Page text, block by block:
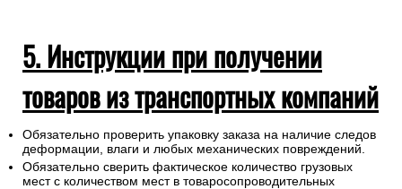
5. Инструкции при получении
товаров из транспортных компаний
Обязательно проверить упаковку заказа на наличие следов
деформации, влаги и любых механических повреждений.
Обязательно сверить фактическое количество грузовых
мест с количеством мест в товаросопроводительных